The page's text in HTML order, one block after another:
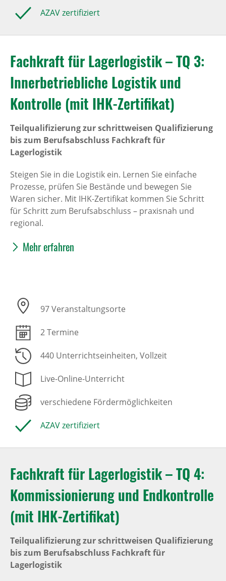
AZAV zertifiziert
Fachkraft für Lagerlogistik – TQ 3:
Innerbetriebliche Logistik und
Kontrolle (mit IHK-Zertifikat)
Teilqualifizierung zur schrittweisen Qualifizierung
bis zum Berufsabschluss Fachkraft für
Lagerlogistik
Steigen Sie in die Logistik ein. Lernen Sie einfache
Prozesse, prüfen Sie Bestände und bewegen Sie
Waren sicher. Mit IHK-Zertifikat kommen Sie Schritt
für Schritt zum Berufsabschluss – praxisnah und
regional.
Mehr erfahren
97 Veranstaltungsorte
2 Termine
440 Unterrichtseinheiten, Vollzeit
Live-Online-Unterricht
verschiedene Fördermöglichkeiten
AZAV zertifiziert
Fachkraft für Lagerlogistik – TQ 4:
Kommissionierung und Endkontrolle
(mit IHK-Zertifikat)
Teilqualifizierung zur schrittweisen Qualifizierung
bis zum Berufsabschluss Fachkraft für
Lagerlogistik